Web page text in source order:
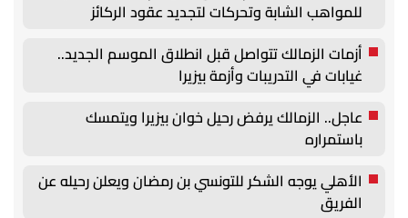
للمواهب الشابة وتحركات لتجديد عقود الركائز
أزمات الزمالك تتواصل قبل انطلاق الموسم الجديد..
غيابات في التدريبات وأزمة بيزيرا
عاجل.. الزمالك يرفض رحيل خوان بيزيرا ويتمسك
باستمراره
الأهلي يوجه الشكر للتونسي بن رمضان ويعلن رحيله عن
الفريق